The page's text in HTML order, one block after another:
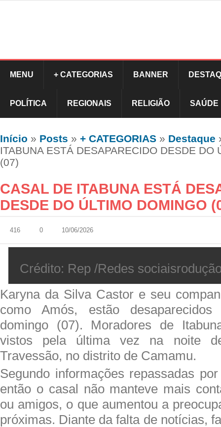
MENU + CATEGORIAS BANNER
POLÍTICA REGIONAIS RELIGIÃO SAÚDE
Início » Posts » + CATEGORIAS » Destaque
ITABUNA ESTÁ DESAPARECIDO DESDE DO
(07)
CASAL DE ITABUNA ESTÁ
DESDE DO ÚLTIMO DOMINGO
416 0 10/06/2026
Crédito: Rep /Redes
Karyna da Silva Castor e seu
como Amós, estão
domingo (07). Moradores de
vistos pela última vez na noite
Travessão, no distrito de Camamu.
Segundo informações repassadas
então o casal não manteve mais
ou amigos, o que aumentou a
próximas. Diante da falta de notícias,